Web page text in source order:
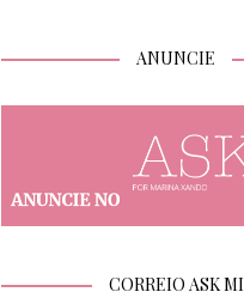
ANUNCIE
CORREIO ASK MI